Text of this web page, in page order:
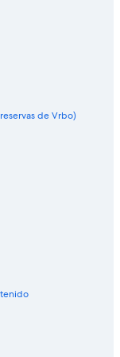
de Vrbo)